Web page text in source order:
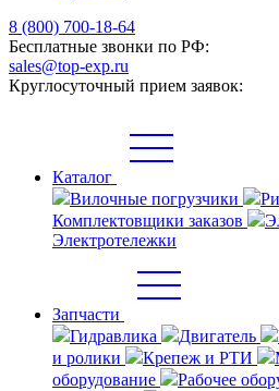
8 (800) 700-18-64
Бесплатные звонки по РФ:
sales@top-exp.ru
Круглосуточный прием заявок:
Каталог
Вилочные погрузчики
Комплектовщики заказов
Электротележки
Запчасти
Гидравлика
Двигатель
и ролики
Крепеж и РТИ
оборудование
Рабочее